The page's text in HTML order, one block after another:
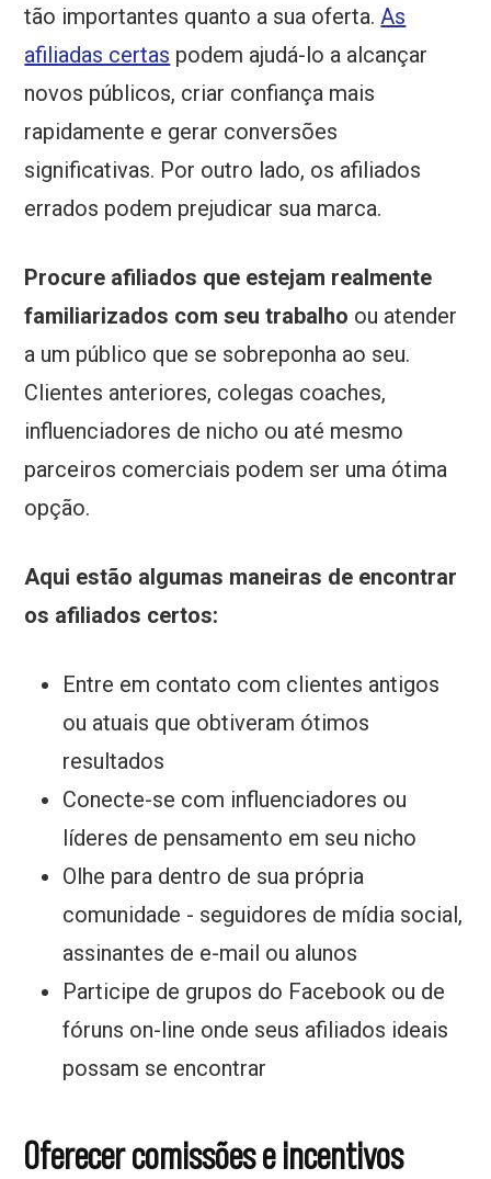
tão importantes quanto a sua oferta.As
afiliadas certas podem ajudá-lo a alcançar
novos públicos, criar confiança mais
rapidamente e gerar conversões
significativas. Por outro lado, os afiliados
errados podem prejudicar sua marca.
Procure afiliados que estejam realmente
familiarizados com seu trabalho ou atender
a um público que se sobreponha ao seu.
Clientes anteriores, colegas coaches,
influenciadores de nicho ou até mesmo
parceiros comerciais podem ser uma ótima
opção.
Aqui estão algumas maneiras de encontrar
os afiliados certos:
Entre em contato com clientes antigos
ou atuais que obtiveram ótimos
resultados
Conecte-se com influenciadores ou
líderes de pensamento em seu nicho
Olhe para dentro de sua própria
comunidade - seguidores de mídia social,
assinantes de e-mail ou alunos
Participe de grupos do Facebook ou de
fóruns on-line onde seus afiliados ideais
possam se encontrar
Oferecer comissões e incentivos